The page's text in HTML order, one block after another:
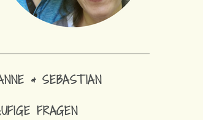
& SEBASTIAN
FRAGEN